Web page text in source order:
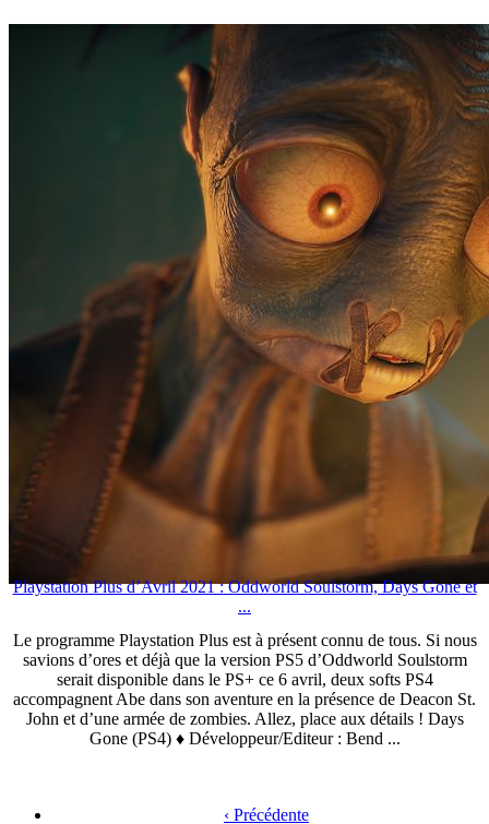
Playstation Plus d’Avril 2021 : Oddworld Soulstorm, Days Gone et
...
Le programme Playstation Plus est à présent connu de tous. Si nous
savions d’ores et déjà que la version PS5 d’Oddworld Soulstorm
serait disponible dans le PS+ ce 6 avril, deux softs PS4
accompagnent Abe dans son aventure en la présence de Deacon St.
John et d’une armée de zombies. Allez, place aux détails ! Days
Gone (PS4) ♦ Développeur/Editeur : Bend ...
‹ Précédente